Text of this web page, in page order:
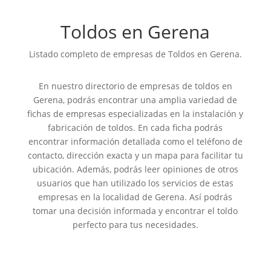
Toldos en Gerena
Listado completo de empresas de Toldos en Gerena.
En nuestro directorio de empresas de toldos en
Gerena, podrás encontrar una amplia variedad de
fichas de empresas especializadas en la instalación y
fabricación de toldos. En cada ficha podrás
encontrar información detallada como el teléfono de
contacto, dirección exacta y un mapa para facilitar tu
ubicación. Además, podrás leer opiniones de otros
usuarios que han utilizado los servicios de estas
empresas en la localidad de Gerena. Así podrás
tomar una decisión informada y encontrar el toldo
perfecto para tus necesidades.